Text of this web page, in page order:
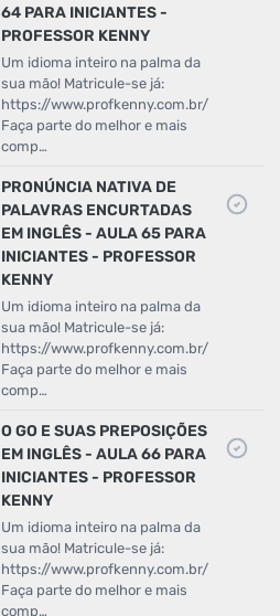
64 PARA INICIANTES -
PROFESSOR KENNY
Um idioma inteiro na palma da
sua mão! Matricule-se já:
https://www.profkenny.com.br/
Faça parte do melhor e mais
comp…
PRONÚNCIA NATIVA DE
PALAVRAS ENCURTADAS
EM INGLÊS - AULA 65 PARA
INICIANTES - PROFESSOR
KENNY
Um idioma inteiro na palma da
sua mão! Matricule-se já:
https://www.profkenny.com.br/
Faça parte do melhor e mais
comp…
O GO E SUAS PREPOSIÇÕES
EM INGLÊS - AULA 66 PARA
INICIANTES - PROFESSOR
KENNY
Um idioma inteiro na palma da
sua mão! Matricule-se já:
https://www.profkenny.com.br/
Faça parte do melhor e mais
comp…